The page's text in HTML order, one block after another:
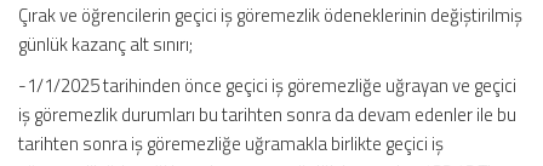
Çırak ve öğrencilerin geçici iş göremezlik ödeneklerinin değiştirilmiş
günlük kazanç alt sınırı;
-1/1/2025 tarihinden önce geçici iş göremezliğe uğrayan ve geçici
iş göremezlik durumları bu tarihten sonra da devam edenler ile bu
tarihten sonra iş göremezliğe uğramakla birlikte geçici iş